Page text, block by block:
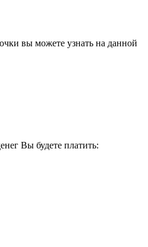
вы можете узнать на данной
Вы будете платить: